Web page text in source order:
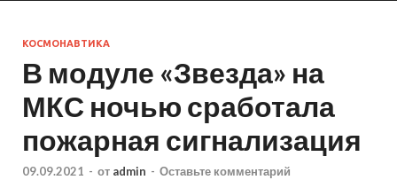
КОСМОНАВТИКА
В модуле «Звезда» на
МКС ночью сработала
пожарная сигнализация
09.09.2021 - от admin - Оставьте комментарий